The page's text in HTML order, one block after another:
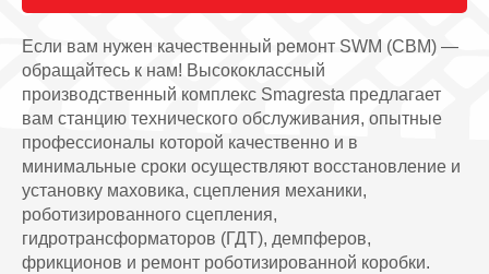
Если вам нужен качественный ремонт SWM (СВМ) —
обращайтесь к нам! Высококлассный
производственный комплекс Smagresta предлагает
вам станцию технического обслуживания, опытные
профессионалы которой качественно и в
минимальные сроки осуществляют восстановление и
установку маховика, сцепления механики,
роботизированного сцепления,
гидротрансформаторов (ГДТ), демпферов,
фрикционов и ремонт роботизированной коробки.